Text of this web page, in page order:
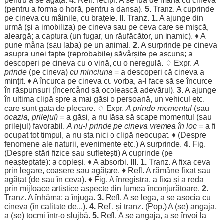
(pentru a forma o horă, pentru a dansa). 5.Tranz. A cuprinde
pe cineva cu mâinile, cu brațele. II.Tranz. 1.A ajungedin
urmă (și a imobiliza) pe cineva sau pe ceva care se mișcă,
aleargă; a captura (un fugar, un răufăcător, un inamic). ♦ A
pune mâna (sau laba) pe un animal . 2.A surprindepe cineva
asupra unei fapte(reprobabile) săvârșitepe ascuns; a
descoperi pe cineva cu o vină, cu o neregulă. ♢ Expr. A
prinde(pe cineva) cu minciuna = a descoperi că cineva a
mințit. ♦ Aîncurca pe cineva cu vorba, a-l facesă seîncurce
în răspunsuri (încercând să ocolească adevărul ). 3.A ajunge
în ultima clipă sprea mai găsi o persoană, un vehicul etc.
care sunt gata de plecare. ♢ Expr. A prinde momentul(sau
ocazia, prilejul)= a găsi, a nu lăsa să scape momentul (sau
prilejul ) favorabil . A nu-l prinde pe cineva vremea în loc= a fi
ocupattottimpul , a nu sta nici o clipă neocupat. ♦ (Despre
fenomene ale naturii, evenimenteetc.) A surprinde. 4.Fig.
(Despre stări fizicesau sufletești) A cuprinde(pe
neașteptate); a copleși. ♦ A absorbi. III. 1.Tranz. A fixa ceva
prin legare, coaseresau agățare. ♦ Refl. A rămâne fixatsau
agățat(de sau în ceva). ♦ Fig. Aînregistra, a fixa și a reda
prin mijloace artistice aspectedin lumea înconjurătoare. 2.
Tranz. Aînhăma; aînjuga. 3.Refl. A se lega, a se asocia cu
cineva (în calitatede...). 4.Refl. și tranz. (Pop.) A (se) angaja,
a (se) tocmi într-o slujbă. 5.Refl. A se angaja, a seînvoi la